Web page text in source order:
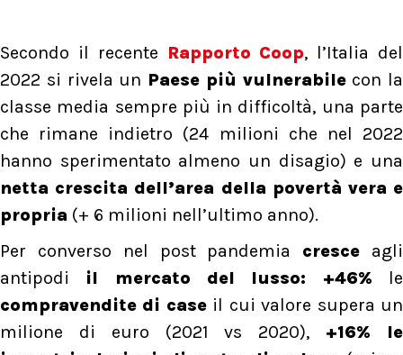
Secondo il recente Rapporto Coop, l’Italia del
2022 si rivela un Paese più vulnerabilecon la
classe media sempre più in difficoltà, una parte
che rimane indietro (24 milioni che nel 2022
hanno sperimentato almeno un disagio) e una
netta crescita dell’area della povertà vera e
propria (+ 6 milioni nell’ultimo anno).
Per converso nel post pandemia cresce agli
antipodi il mercato del lusso: +46% le
compravendite di caseil cui valore supera un
milione di euro (2021 vs 2020), +16% le